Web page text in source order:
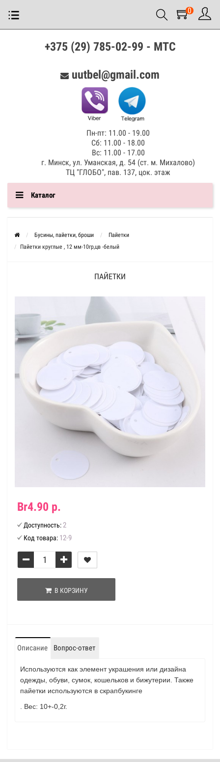
0
+375 (29) 785-02-99 - МТС
uutbel@gmail.com
Пн-пт: 11.00 - 19.00
Сб: 11.00 - 18.00
Вс: 11.00 - 17.00
г. Минск, ул. Уманская, д. 54 (ст. м. Михалово)
ТЦ "ГЛОБО", пав. 137, цок. этаж
Каталог
Бусины, пайетки, броши
Пайетки
Пайетки круглые , 12 мм-10гр,цв -белый
ПАЙЕТКИ
Br4.90 р.
Доступность: 2
Код товара: 12-9
В КОРЗИНУ
Описание Вопрос-ответ
Используются как элемент украшения или дизайна
одежды, обуви, сумок, кошельков и бижутерии. Также
пайетки используются в скрапбукинге
Вес: 10+-0,2г.